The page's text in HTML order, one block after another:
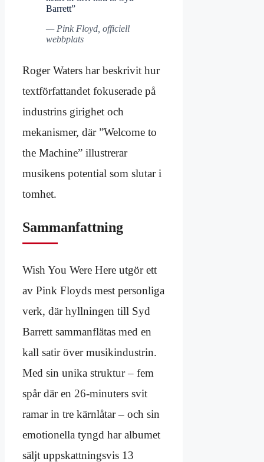
Barrett”
— Pink Floyd, officiell
webbplats
Roger Waters har beskrivit hur
textförfattandet fokuserade på
industrins girighet och
mekanismer, där ”Welcome to
the Machine” illustrerar
musikens potential som slutar i
tomhet.
Sammanfattning
Wish You Were Here utgör ett
av Pink Floyds mest personliga
verk, där hyllningen till Syd
Barrett sammanflätas med en
kall satir över musikindustrin.
Med sin unika struktur – fem
spår där en 26-minuters svit
ramar in tre kärnlåtar – och sin
emotionella tyngd har albumet
säljt uppskattningsvis 13